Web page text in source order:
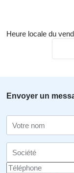
Heure locale du
Envoyer un